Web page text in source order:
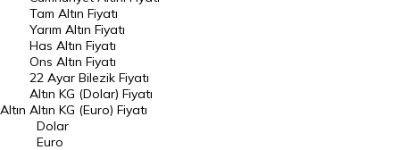
DÖVİZ
Döviz Kuru
Dolar Kuru
Euro Kuru
Altın
Tam Altın Fiyatı
Yarım Altın Fiyatı
Has Altın Fiyatı
Ons Altın Fiyatı
22 Ayar Bilezik Fiyatı
Altın KG (Dolar) Fiyatı
Altın KG (Euro) Fiyatı
Dolar
Euro